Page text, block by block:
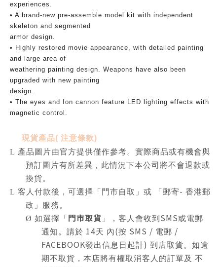
experiences.
• A brand-new pre-assemble model kit with independent
skeleton and segmented
armor design.
• Highly restored movie appearance, with detailed painting
and large area of
weathering painting design. Weapons have also been
upgraded with new painting
design.
• The eyes and Ion cannon feature LED lighting effects with
magnetic control.
現貨產品( 注意條款)
L 產品圖片由官方提供僅作參考。實際商品或有機會與
預訂圖片有所差異，此情況下本公司將不會退款或
換貨。
L 客人付款後，可選擇「門市自取」或 「郵寄- 香港郵
政」服務。
Ø 如選擇「 門市取貨 」，客人會收到 SMS或電郵
通知。請於 14天 內(按 SMS / 電郵 /
FACEBOOK發出信息日起計) 到店取貨。如逾
期不取貨，本店將有權取消客人的訂單及 不